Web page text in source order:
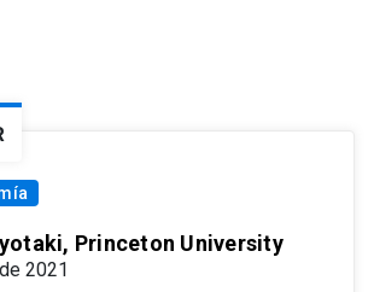
Princeton University
2021